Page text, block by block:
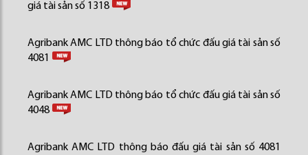
giá tài sản số 1318
Agribank AMC LTD thông báo tổ chức đấu giá tài sản số
4081
Agribank AMC LTD thông báo tổ chức đấu giá tài sản số
4048
Agribank AMC LTD thông báo đấu giá tài sản số 4081